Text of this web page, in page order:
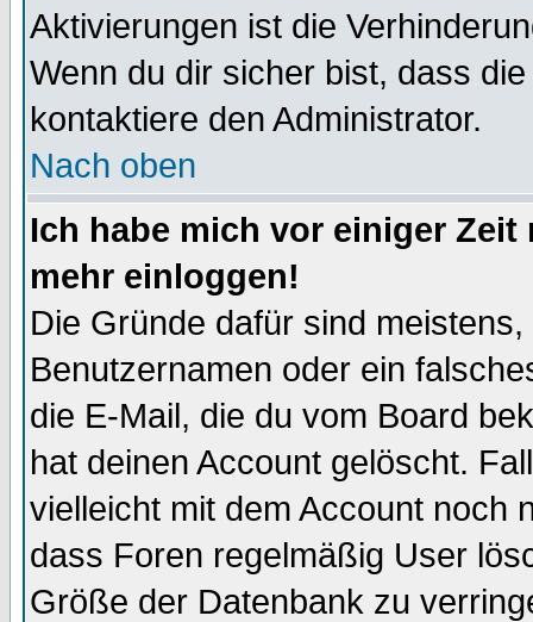
Aktivierungen ist die
Wenn du dir sicher bist, dass
kontaktiere den Administrator.
Nach oben
Ich habe mich vor einiger
mehr einloggen!
Die Gründe dafür sind
Benutzernamen oder ein
die E-Mail, die du vom Board
hat deinen Account gelöscht.
vielleicht mit dem Account noch
dass Foren regelmäßig User
Größe der Datenbank zu